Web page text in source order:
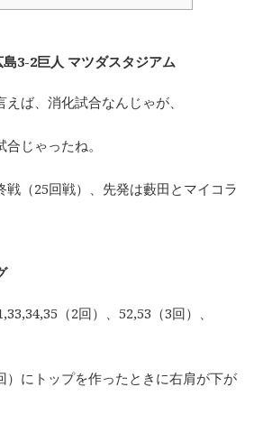
3-2巨人 マツダスタジアム
ば、消化試合なんじゃが、
じゃったね。
戦（25回戦）、先発は藪田とマイコラ
（2回）、52,53（3回）、
）にトップを作ったときに右肩が下が